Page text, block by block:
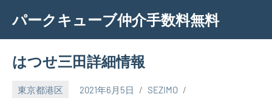
content
パークキューブ仲介手数料無料
はつせ三田詳細情報
東京都港区 2021年6月5日 SEZIMO